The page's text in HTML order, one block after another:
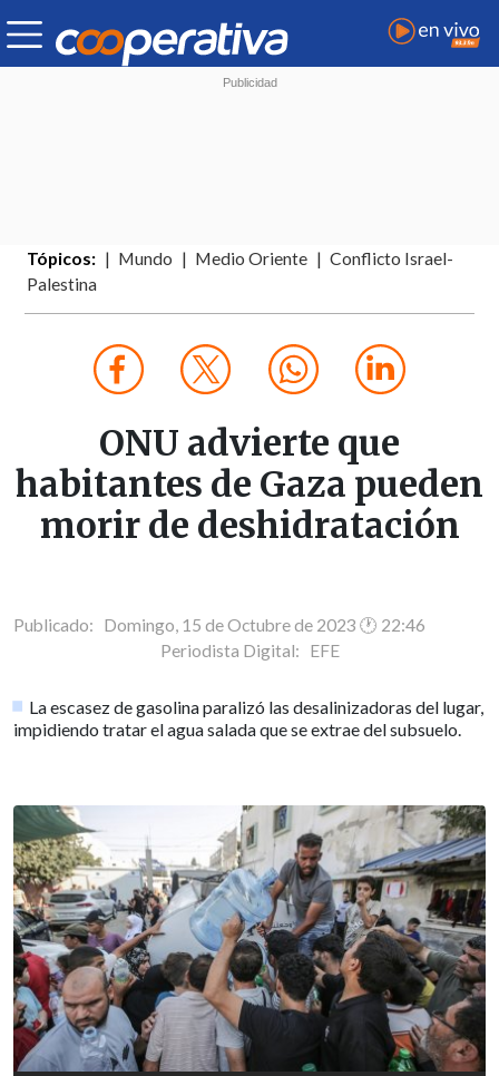
Tópicos: Mundo Medio Oriente
Conflicto Israel-
Palestina
ONU advierte que
habitantes de Gaza pueden
morir de deshidratación
Publicado: Domingo, 15 de Octubre de 2023 🕐 22:46
Periodista Digital: EFE
La escasez de gasolina paralizó las desalinizadoras del lugar,
impidiendo tratar el agua salada que se extrae del subsuelo.